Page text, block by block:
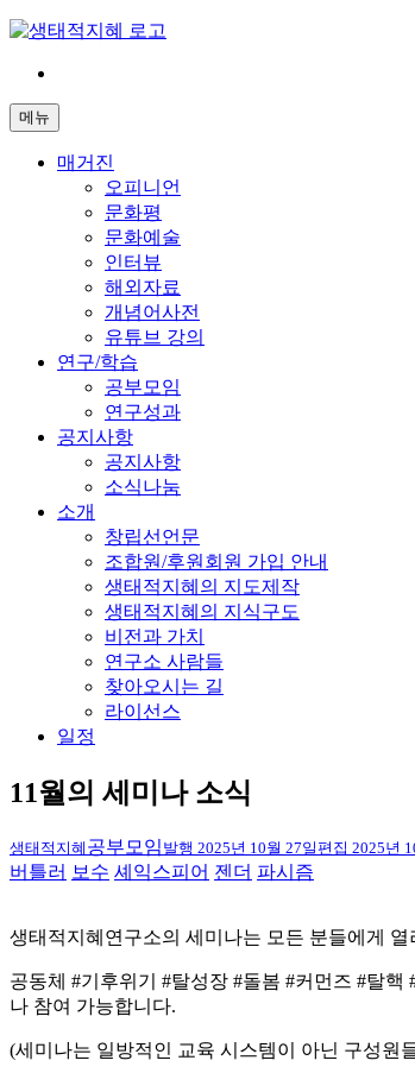
Skip
content
은
메뉴
매거진
오피니언
문화평
문화예술
인터뷰
해외자료
개념어사전
유튜브 강의
연구/학습
공부모임
연구성과
공지사항
공지사항
소식나눔
소개
창립선언문
조합원/후원회원 가입 안내
생태적지혜의 지도제작
생태적지혜의 지식구도
비전과 가치
연구소 사람들
찾아오시는 길
라이선스
일정
11월의 세미나 소식
생태적지혜 공부모임 발행 2025년 10월 27일 편집 2025년
버틀러 보수 셰익스피어 젠더 파시즘
생태적지혜연구소의 세미나는 모든 분들에게 열
공동체 #기후위기 #탈성장 #돌봄 #커먼즈 #탈
나 참여 가능합니다.
(세미나는 일방적인 교육 시스템이 아닌 구성원